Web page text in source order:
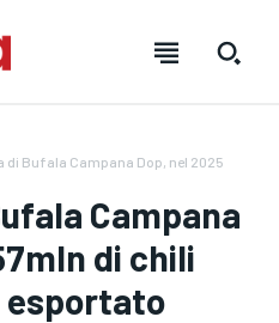
di Bufala Campana Dop, nel 2025
Campana
di chili
esportato